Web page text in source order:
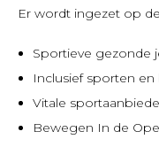
Er wordt ingezet op
Sportieve gezonde
Inclusief sporten
Vitale
Bewegen In de